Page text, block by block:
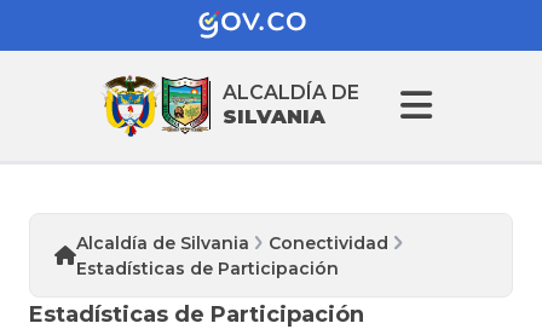
ALCALDÍA DE
SILVANIA
Alcaldía de Silvania
Conectividad
Estadísticas de Participación
Estadísticas de Participación